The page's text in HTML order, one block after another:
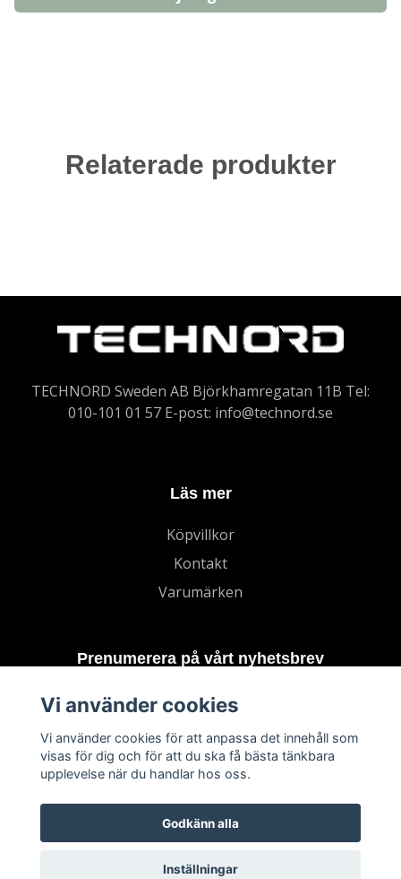
Relaterade produkter
TECHNORD Sweden AB Björkhamregatan 11B Tel:
010-101 01 57 E-post: info@technord.se
Läs mer
Köpvillkor
Kontakt
Varumärken
Prenumerera på vårt nyhetsbrev
Vi använder cookies
Vi använder cookies för att anpassa det innehåll som
visas för dig och för att du ska få bästa tänkbara
upplevelse när du handlar hos oss.
Godkänn alla
Inställningar